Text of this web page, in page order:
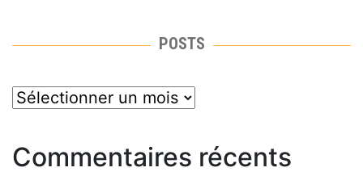
POSTS
posts
Commentaires récents